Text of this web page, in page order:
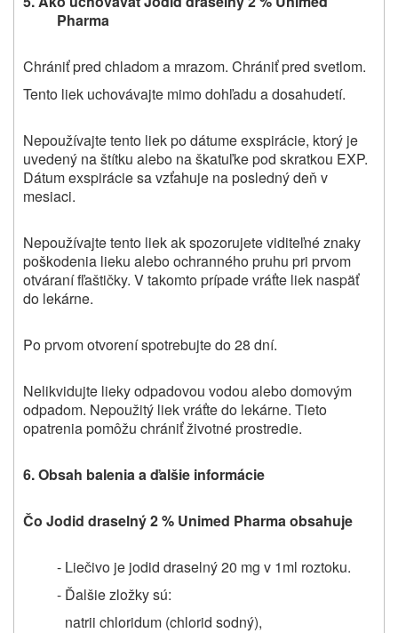
Pharma
Chrániť pred chladom a mrazom. Chrániť pred svetlom.
Tento liek uchovávajte mimodohľadu adosahudetí.
Nepoužívajtetento liek po dátumeexspirácie, ktorý je
uvedený na štítku alebo na škatuľke pod skratkou EXP.
Dátum exspirácie sa vzťahuje na posledný deň v
mesiaci.
Nepoužívajtetento liekak spozorujete viditeľné znaky
poškodenia lieku alebo ochranného pruhu pri prvom
otváraní fľaštičky. V takomto prípade vráťte liek naspäť
do lekárne.
Po prvom otvorení spotrebujte do 28 dní.
Nelikvidujte lieky odpadovou vodou alebo domovým
odpadom. Nepoužitý liek vráťte do lekárne. Tieto
opatrenia pomôžu chrániť životné prostredie.
6.Obsah balenia a ďalšie informácie
Čo Jodid draselný 2 % Unimed Pharma obsahuje
- Liečivo je jodid draselný 20 mg v 1ml roztoku.
- Ďalšie zložky sú:
natrii chloridum (chlorid sodný),